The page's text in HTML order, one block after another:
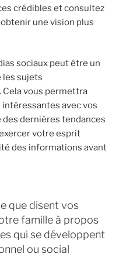
crédibles et consultez
une vision plus
sociaux peut être un
les sujets
vous permettra
intéressantes avec vos
dernières tendances
votre esprit
des informations avant
que disent vos
famille à propos
qui se développent
ou social